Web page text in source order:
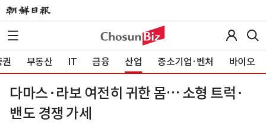
부동산 IT 금융 산업 중소기업·벤처 바이오
다마스·라보 여전히 귀한 몸… 소형 트럭·
밴도 경쟁 가세